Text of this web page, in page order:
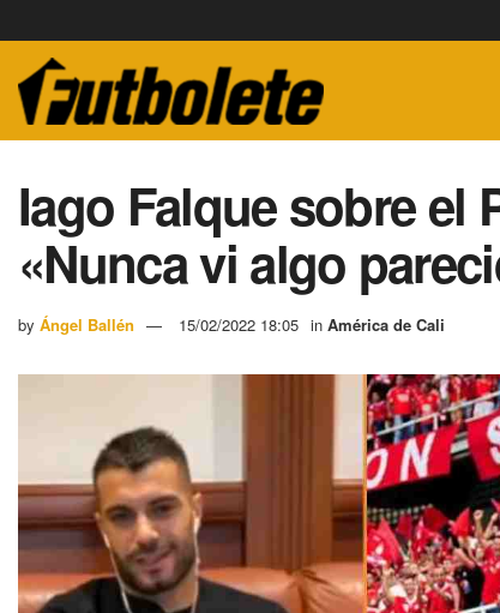
Iago Falque sobre el
«Nunca vi algo
by Ángel Ballén 15/02/2022 18:05 in América de Cali